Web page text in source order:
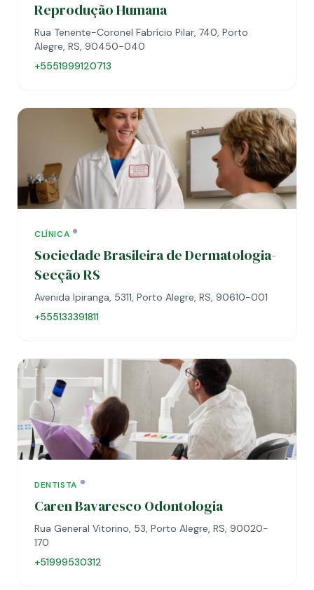
Reprodução Humana
Rua Tenente-Coronel Fabrício Pilar, 740, Porto
Alegre, RS, 90450-040
+5551999120713
CLÍNICA
Sociedade Brasileira de Dermatologia-
Secção RS
Avenida Ipiranga, 5311, Porto Alegre, RS, 90610-001
+555133391811
DENTISTA
Caren Bavaresco Odontologia
Rua General Vitorino, 53, Porto Alegre, RS, 90020-
170
+51999530312